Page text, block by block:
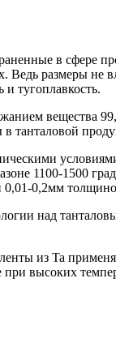
в
Ведь размеры
тугоплавкость.
вещества
танталовой
1100-1500
0,2мм
над
из Ta
высоких